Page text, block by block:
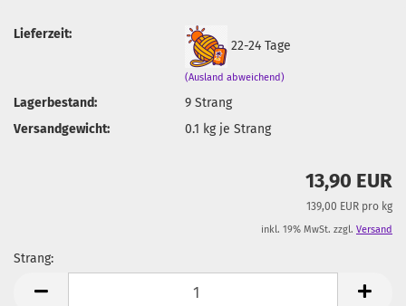
Lieferzeit:
22-24 Tage
(Ausland abweichend)
Lagerbestand: 9Strang
Versandgewicht:
0.1 kg je Strang
13,90 EUR
139,00 EUR pro kg
inkl. 19% MwSt. zzgl. Versand
Strang: